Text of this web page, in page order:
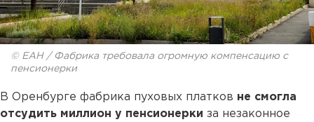
© ЕАН / Фабрика требовала огромную компенсацию с
пенсионерки
В Оренбурге фабрика пуховых платков не смогла
отсудить миллион у пенсионерки за незаконное